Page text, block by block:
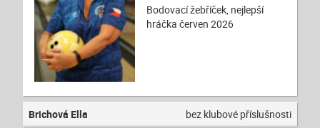
Bodovací žebříček, nejlepší
hráčka červen 2026
Brichová Ella bez klubové příslušnosti